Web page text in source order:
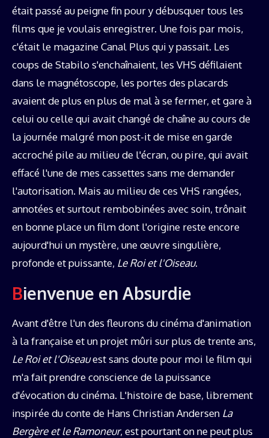
était passé au peigne fin pour y débusquer tous les
films que je voulais enregistrer. Une fois par mois,
c'était le magazine Canal Plus qui y passait. Les
coups de Stabilo s'enchaînaient, les VHS défilaient
dans le magnétoscope, les portes des placards
avaient de plus en plus de mal à se fermer, et gare à
celui ou celle qui avait changé de chaîne au cours de
la journée malgré mon post-it de mise en garde
accroché pile au milieu de l'écran, ou pire, qui avait
effacé l'une de mes cassettes sans me demander
l'autorisation. Mais au milieu de ces VHS rangées,
annotées et surtout rembobinées avec soin, trônait
en bonne place un film dont l'origine reste encore
aujourd'hui un mystère, une œuvre singulière,
profonde et puissante, Le Roi et l'Oiseau.
Bienvenue en Absurdie
Avant d'être l'un des fleurons du cinéma d'animation
à la française et un projet mûri sur plus de trente ans,
Le Roi et l'Oiseauest sans doute pour moi le film qui
m'a fait prendre conscience de la puissance
d'évocation du cinéma. L'histoire de base, librement
inspirée du conte de Hans Christian Andersen La
Bergère et le Ramoneur, est pourtant on ne peut plus